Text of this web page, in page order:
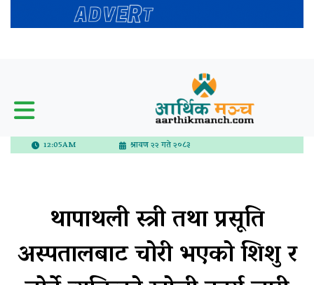
12:05AM श्रावण २२ गते २०८३
थापाथली स्त्री तथा प्रसूति
अस्पतालबाट चोरी भएको शिशु र